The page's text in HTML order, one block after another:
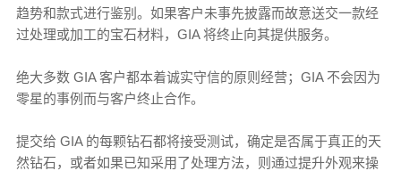
趋势和款式进行鉴别。如果客户未事先披露而故意送交一款经
过处理或加工的宝石材料，GIA 将终止向其提供服务。
绝大多数 GIA 客户都本着诚实守信的原则经营；GIA 不会因为
零星的事例而与客户终止合作。
提交给 GIA 的每颗钻石都将接受测试，确定是否属于真正的天
然钻石，或者如果已知采用了处理方法，则通过提升外观来操